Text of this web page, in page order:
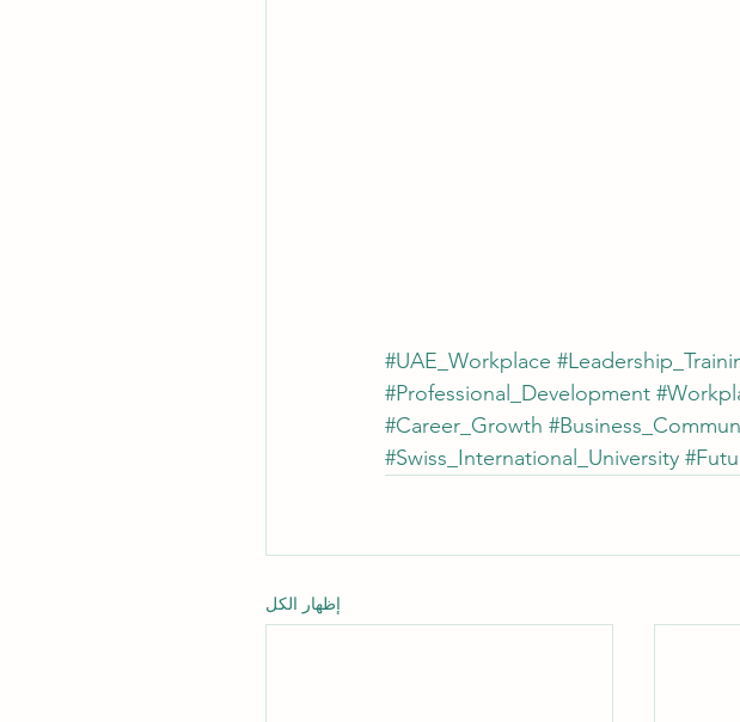
#UAE_Workplace
#Professional_Development
#Career_Growth
#Swiss_International_University
إظهار الكل